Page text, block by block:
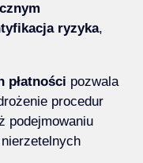
ryzyka,
płatności pozwala
procedur
podejmowaniu
nierzetelnych